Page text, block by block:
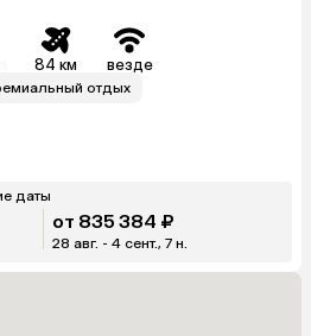
84 км везде
отдых
даты
от 835 384 ₽
28 авг. - 4 сент., 7 н.